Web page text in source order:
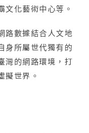
文化藝術中心等。
路數據結合人文地
身所屬世代獨有的
灣的網路環境，打
擬世界。